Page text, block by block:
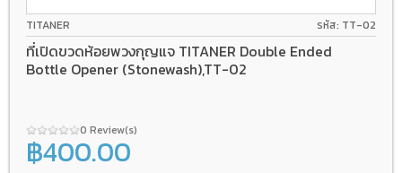
TITANER รหัส: TT-02
ที่เปิดขวดห้อยพวงกุญแจ TITANER Double Ended
Bottle Opener (Stonewash),TT-02
0 Review(s)
฿400.00